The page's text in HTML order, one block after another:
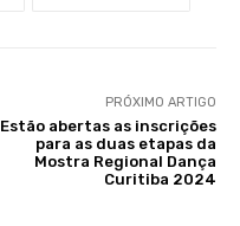
PRÓXIMO ARTIGO
Estão abertas as inscrições
para as duas etapas da
Mostra Regional Dança
Curitiba 2024